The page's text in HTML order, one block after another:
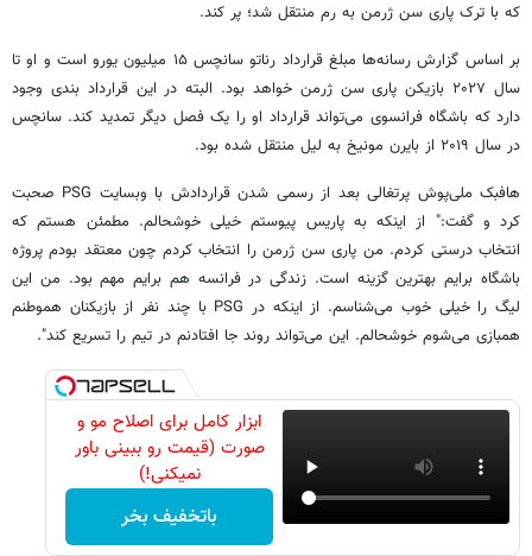
که با ترک پاری سن ژرمن به رم منتقل شد؛ پر کند.
بر اساس گزارش رسانه‌ها مبلغ قرارداد رناتو سانچس ۱۵ میلیون یورو است و او تا
سال ۲۰۲۷ بازیکن پاری سن ژرمن خواهد بود. البته در این قرارداد بندی وجود
دارد که باشگاه فرانسوی می‌تواند قرارداد او را یک فصل دیگر تمدید کند. سانچس
در سال ۲۰۱۹ از بایرن مونیخ به لیل منتقل شده بود.
هافبک ملی‌پوش پرتغالی بعد از رسمی شدن قراردادش با وبسایت PSG صحبت
کرد و گفت:" از اینکه به پاریس پیوستم خیلی خوشحالم. مطمئن هستم که
انتخاب درستی کردم. من پاری سن ژرمن را انتخاب کردم چون معتقد بودم پروژه
باشگاه برایم بهترین گزینه است. زندگی در فرانسه هم برایم مهم بود. من این
لیگ را خیلی خوب می‌شناسم. از اینکه در PSG با چند نفر از بازیکنان هموطنم
همبازی می‌شوم خوشحالم. این می‌تواند روند جا افتادنم در تیم را تسریع کند".
ابزار کامل برای اصلاح مو و
صورت (قیمت رو ببینی باور
نمیکنی!)
باتخفیف بخر